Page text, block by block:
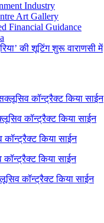
Industry
Art Gallery
Financial Guidance
की शूटिंग शुरू वाराणसी में
कॉन्ट्रैक्ट किया साईन
कॉन्ट्रैक्ट किया साईन
कॉन्ट्रैक्ट किया साईन
कॉन्ट्रैक्ट किया साईन
कॉन्ट्रैक्ट किया साईन